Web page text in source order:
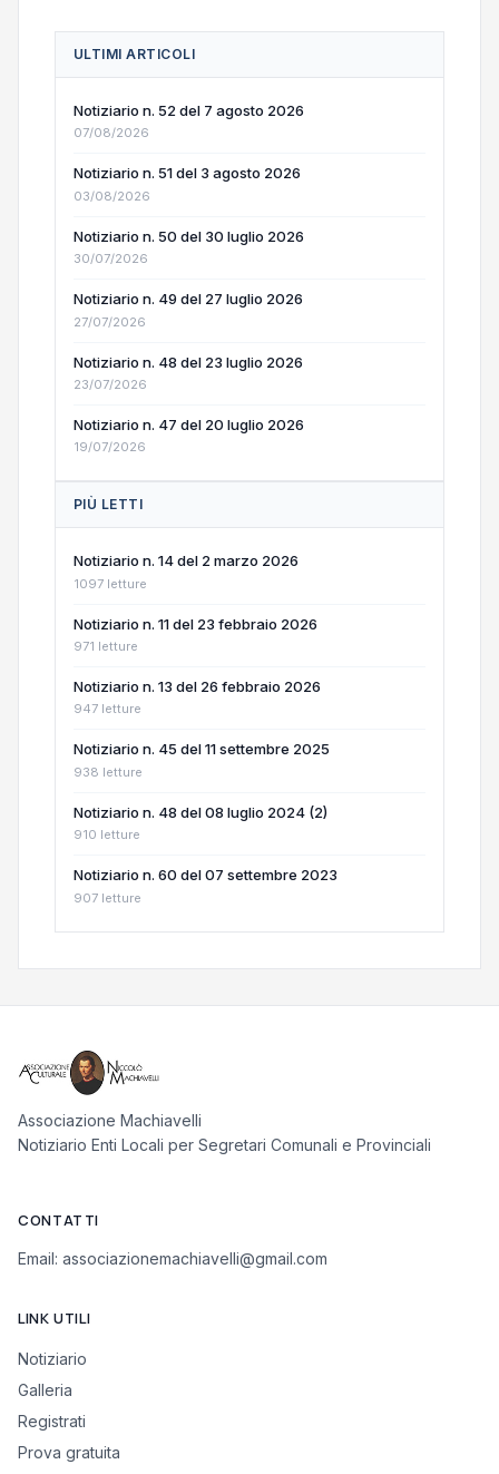
ULTIMI ARTICOLI
Notiziario n. 52 del 7 agosto 2026
07/08/2026
Notiziario n. 51 del 3 agosto 2026
03/08/2026
Notiziario n. 50 del 30 luglio 2026
30/07/2026
Notiziario n. 49 del 27 luglio 2026
27/07/2026
Notiziario n. 48 del 23 luglio 2026
23/07/2026
Notiziario n. 47 del 20 luglio 2026
19/07/2026
PIÙ LETTI
Notiziario n. 14 del 2 marzo 2026
1097 letture
Notiziario n. 11 del 23 febbraio 2026
971 letture
Notiziario n. 13 del 26 febbraio 2026
947 letture
Notiziario n. 45 del 11 settembre 2025
938 letture
Notiziario n. 48 del 08 luglio 2024 (2)
910 letture
Notiziario n. 60 del 07 settembre 2023
907 letture
Associazione Machiavelli
Notiziario Enti Locali per Segretari Comunali e Provinciali
CONTATTI
Email: associazionemachiavelli@gmail.com
LINK UTILI
Notiziario
Galleria
Registrati
Prova gratuita